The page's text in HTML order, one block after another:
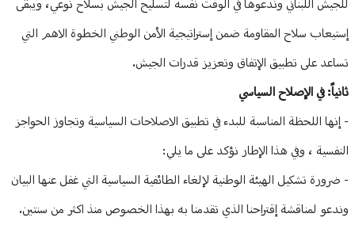
للجيش اللبناني وندعوها في الوقت نفسه لتسليح الجيش بسلاح نوعي، ويبقى
إستيعاب سلاح المقاومة ضمن إستراتيجية الأمن الوطني الخطوة الاهم التي
تساعد على تطبيق الإتفاق وتعزيز قدرات الجيش.
ثانياً: في الإصلاح السياسي
- إنها اللحظة المناسبة للبدء في تطبيق الاصلاحات السياسية وتجاوز الحواجز
النفسية ، وفي هذا الإطار نؤكد على ما يلي:
- ⁠ضرورة تشكيل الهيئة الوطنية لإلغاء الطائفية السياسية التي غفل عنها البيان
وندعو لمناقشة إقتراحنا الذي تقدمنا به بهذا الخصوص منذ اكثر من سنتين.